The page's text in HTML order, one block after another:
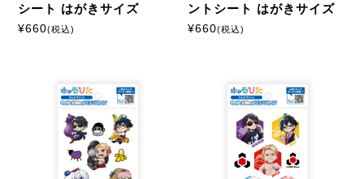
シート はがきサイズ
¥660(税込)
ントシート はがきサイズ
¥660(税込)